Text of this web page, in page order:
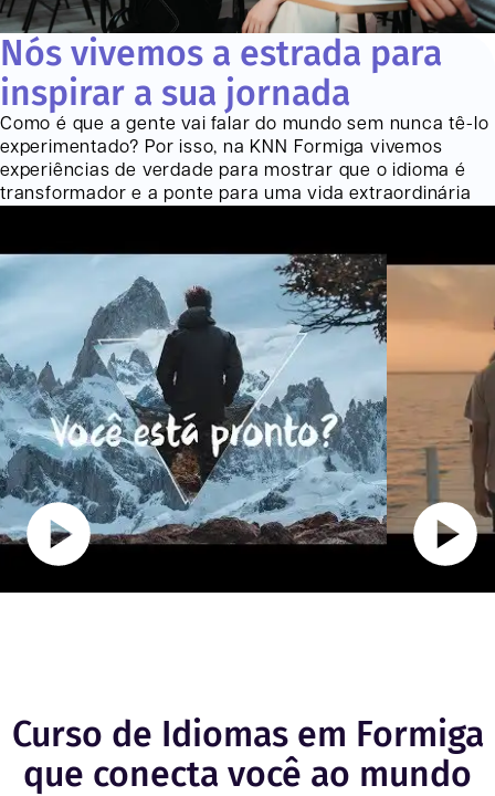
Nós vivemos a estrada para
inspirar a sua jornada
Como é que a gente vai falar do mundo sem nunca tê-lo
experimentado? Por isso, na KNN Formiga vivemos
experiências de verdade para mostrar que o idioma é
transformador e a ponte para uma vida extraordinária
Curso de Idiomas em Formiga
que conecta você ao mundo